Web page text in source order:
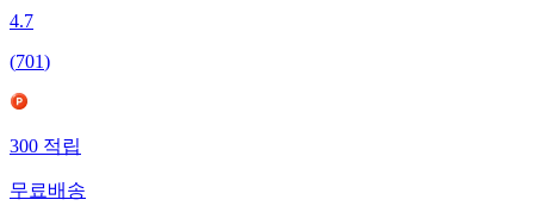
4.7
(701)
300 적립
무료배송